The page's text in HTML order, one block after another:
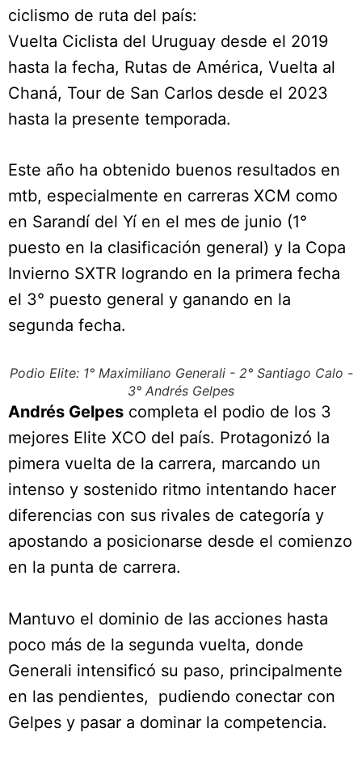
ciclismo de ruta del país:
Vuelta Ciclista del Uruguay desde el 2019
hasta la fecha, Rutas de América, Vuelta al
Chaná, Tour de San Carlos desde el 2023
hasta la presente temporada.
Este año ha obtenido buenos resultados en
mtb, especialmente en carreras XCM como
en Sarandí del Yí en el mes de junio (1°
puesto en la clasificación general) y la Copa
Invierno SXTR logrando en la primera fecha
el 3° puesto general y ganando en la
segunda fecha.
Podio Elite: 1° Maximiliano Generali - 2° Santiago Calo -
3° Andrés Gelpes
Andrés Gelpes completa el podio de los 3
mejores Elite XCO del país. Protagonizó la
pimera vuelta de la carrera, marcando un
intenso y sostenido ritmo intentando hacer
diferencias con sus rivales de categoría y
apostando a posicionarse desde el comienzo
en la punta de carrera.
Mantuvo el dominio de las acciones hasta
poco más de la segunda vuelta, donde
Generali intensificó su paso, principalmente
en las pendientes, pudiendo conectar con
Gelpes y pasar a dominar la competencia.